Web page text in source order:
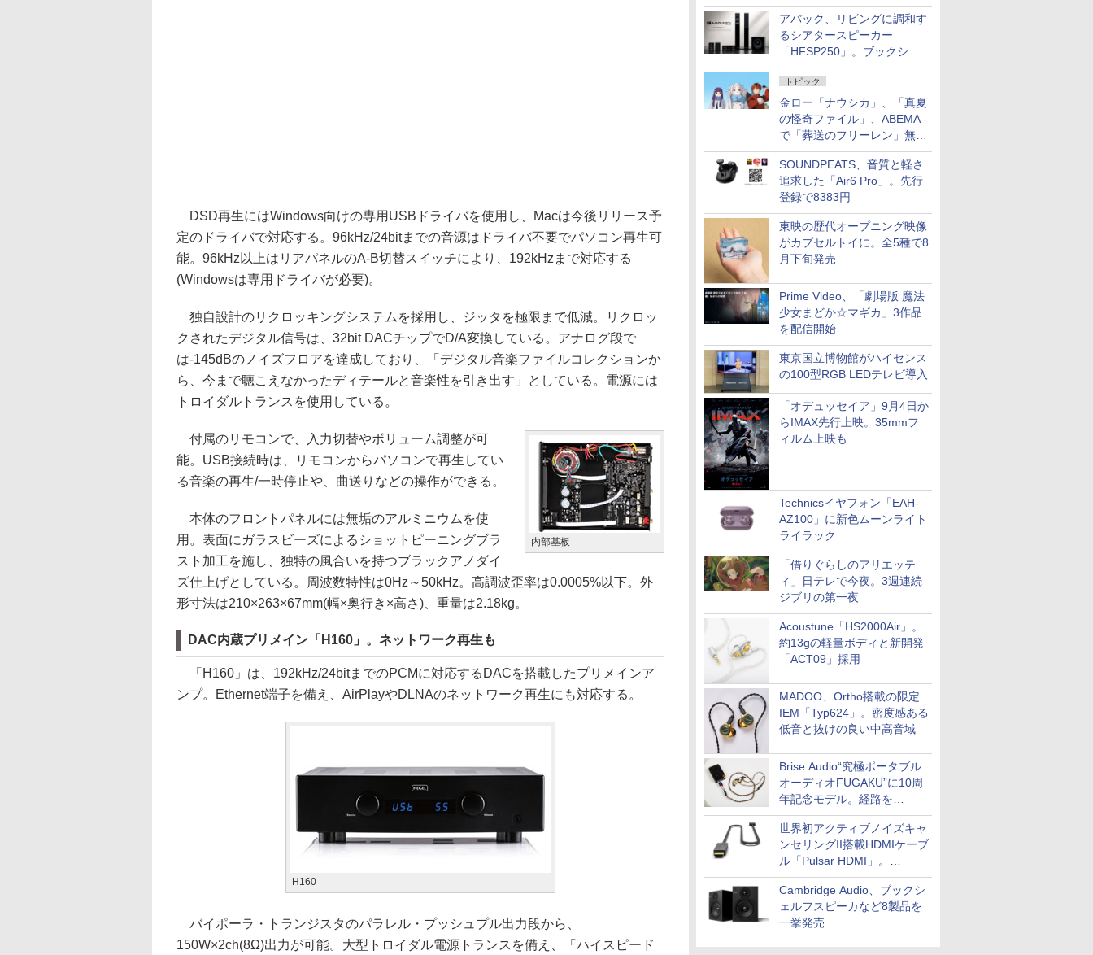
アバック、リビングに調和す
るシアタースピーカー
「HFSP250」。ブックシェ
ルフはペア3万円以下
トピック
金ロー「ナウシカ」、「真夏
の怪奇ファイル」、ABEMA
で「葬送のフリーレン」無料
配信など。夏の特番・配信情
報
SOUNDPEATS、音質と軽さ
追求した「Air6 Pro」。先行
登録で8383円
東映の歴代オープニング映像
がカプセルトイに。全5種で8
月下旬発売
Prime Video、「劇場版 魔法
少女まどか☆マギカ」3作品
を配信開始
東京国立博物館がハイセンス
の100型RGB LEDテレビ導入
「オデュッセイア」9月4日か
らIMAX先行上映。35mmフ
ィルム上映も
Technicsイヤフォン「EAH-
AZ100」に新色ムーンライト
ライラック
「借りぐらしのアリエッテ
ィ」日テレで今夜。3週連続
ジブリの第一夜
Acoustune「HS2000Air」。
約13gの軽量ボディと新開発
「ACT09」採用
MADOO、Ortho搭載の限定
IEM「Typ624」。密度感ある
低音と抜けの良い中高音域
Brise Audio“究極ポータブル
オーディオFUGAKU”に10周
年記念モデル。経路を
NISHIKIで統一。400万円
世界初アクティブノイズキャ
ンセリングII搭載HDMIケーブ
ル「Pulsar HDMI」。
SilentPowerから
Cambridge Audio、ブックシ
ェルフスピーカなど8製品を
一挙発売
DSD再生にはWindows向けの専用USBドライバを使用し、Macは今後リリース予
定のドライバで対応する。96kHz/24bitまでの音源はドライバ不要でパソコン再生可
能。96kHz以上はリアパネルのA-B切替スイッチにより、192kHzまで対応する
(Windowsは専用ドライバが必要)。
独自設計のリクロッキングシステムを採用し、ジッタを極限まで低減。リクロッ
クされたデジタル信号は、32bit DACチップでD/A変換している。アナログ段で
は-145dBのノイズフロアを達成しており、「デジタル音楽ファイルコレクションか
ら、今まで聴こえなかったディテールと音楽性を引き出す」としている。電源には
トロイダルトランスを使用している。
内部基板
付属のリモコンで、入力切替やボリューム調整が可
能。USB接続時は、リモコンからパソコンで再生してい
る音楽の再生/一時停止や、曲送りなどの操作ができる。
本体のフロントパネルには無垢のアルミニウムを使
用。表面にガラスビーズによるショットピーニングブラ
スト加工を施し、独特の風合いを持つブラックアノダイ
ズ仕上げとしている。周波数特性は0Hz～50kHz。高調波歪率は0.0005%以下。外
形寸法は210×263×67mm(幅×奥行き×高さ)、重量は2.18kg。
DAC内蔵プリメイン「H160」。ネットワーク再生も
「H160」は、192kHz/24bitまでのPCMに対応するDACを搭載したプリメインア
ンプ。Ethernet端子を備え、AirPlayやDLNAのネットワーク再生にも対応する。
H160
バイポーラ・トランジスタのパラレル・プッシュプル出力段から、
150W×2ch(8Ω)出力が可能。大型トロイダル電源トランスを備え、「ハイスピード